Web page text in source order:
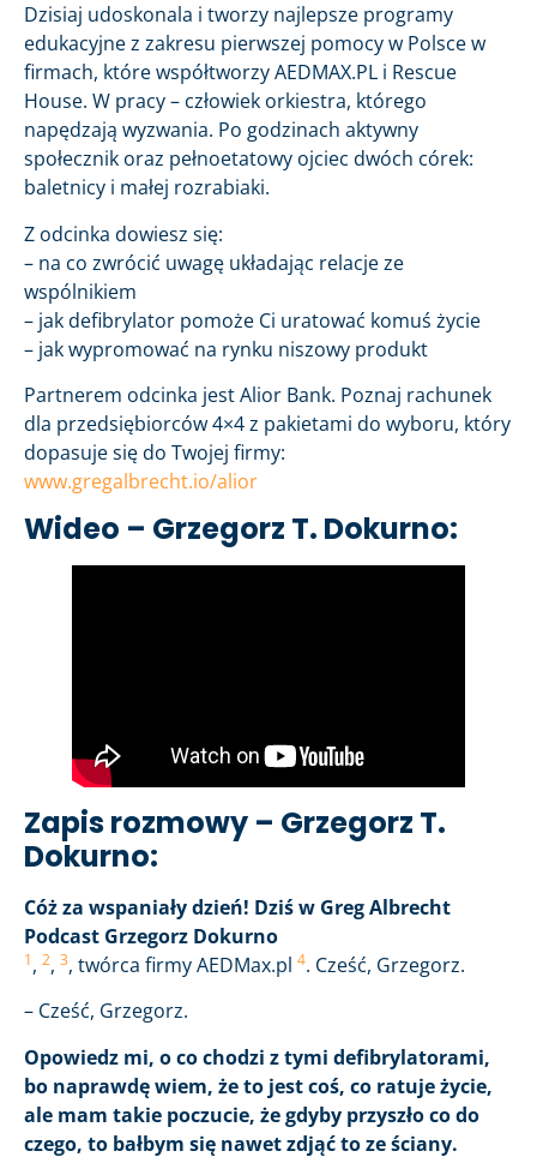
Dzisiaj udoskonala i tworzy najlepsze programy
edukacyjne z zakresu pierwszej pomocy w Polsce w
firmach, które współtworzy AEDMAX.PL i Rescue
House. W pracy – człowiek orkiestra, którego
napędzają wyzwania. Po godzinach aktywny
społecznik oraz pełnoetatowy ojciec dwóch córek:
baletnicy i małej rozrabiaki.
Z odcinka dowiesz się:
– na co zwrócić uwagę układając relacje ze
wspólnikiem
– jak defibrylator pomoże Ci uratować komuś życie
– jak wypromować na rynku niszowy produkt
Partnerem odcinka jest Alior Bank. Poznaj rachunek
dla przedsiębiorców 4×4 z pakietami do wyboru, który
dopasuje się do Twojej firmy:
www.gregalbrecht.io/alior
Wideo – Grzegorz T. Dokurno:
Zapis rozmowy – Grzegorz T.
Dokurno:
Cóż za wspaniały dzień! Dziś w Greg Albrecht
Podcast Grzegorz Dokurno
1, 2, 3, twórca firmy AEDMax.pl 4. Cześć, Grzegorz.
– Cześć, Grzegorz.
Opowiedz mi, o co chodzi z tymi defibrylatorami,
bo naprawdę wiem, że to jest coś, co ratuje życie,
ale mam takie poczucie, że gdyby przyszło co do
czego, to bałbym się nawet zdjąć to ze ściany.